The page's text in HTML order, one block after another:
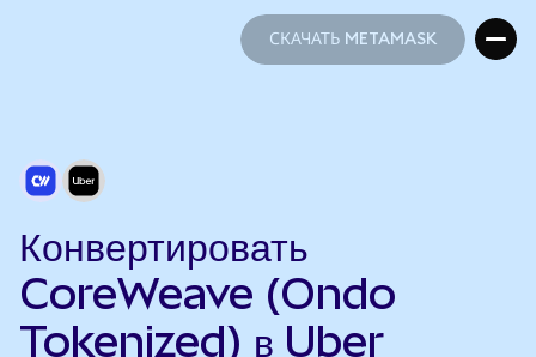
СКАЧАТЬ METAMASK
Конвертировать
CoreWeave (Ondo
Tokenized) в Uber